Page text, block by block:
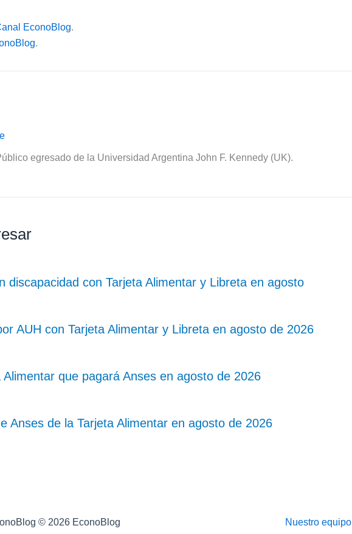
EconoBlog.
.
egresado de la Universidad Argentina John F. Kennedy (UK).
discapacidad con Tarjeta Alimentar y Libreta en agosto
AUH con Tarjeta Alimentar y Libreta en agosto de 2026
Alimentar que pagará Anses en agosto de 2026
Anses de la Tarjeta Alimentar en agosto de 2026
© 2026 EconoBlog Nuestro equipo